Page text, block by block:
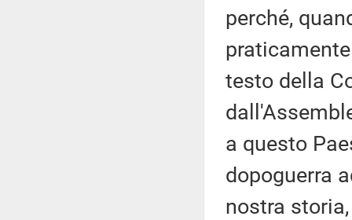
perché,
testo della
a questo
dopoguerra
nostra